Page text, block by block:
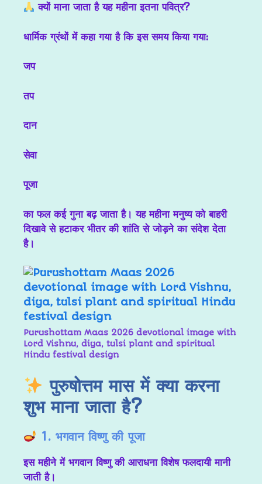
क्यों माना जाता है यह महीना इतना पवित्र?
धार्मिक ग्रंथों में कहा गया है कि इस समय किया गया:
जप
तप
दान
सेवा
पूजा
का फल कई गुना बढ़ जाता है। यह महीना मनुष्य को बाहरी
दिखावे से हटाकर भीतर की शांति से जोड़ने का संदेश देता
है।
Purushottam Maas 2026 devotional image with
Lord Vishnu, diya, tulsi plant and spiritual
Hindu festival design
पुरुषोत्तम मास में क्या करना
शुभ माना जाता है?
1. भगवान विष्णु की पूजा
इस महीने में भगवान विष्णु की आराधना विशेष फलदायी मानी
जाती है।